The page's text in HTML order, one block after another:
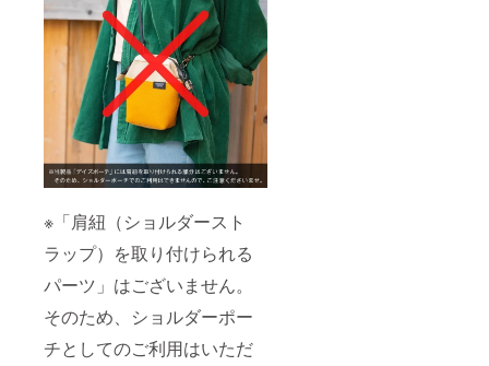
※「肩紐（ショルダースト
ラップ）を取り付けられる
パーツ」はございません。
そのため、ショルダーポー
チとしてのご利用はいただ